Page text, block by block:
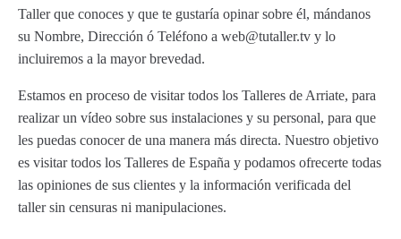
Taller que conoces y que te gustaría opinar sobre él, mándanos
su Nombre, Dirección ó Teléfono a web@tutaller.tv y lo
incluiremos a la mayor brevedad.
Estamos en proceso de visitar todos los Talleres de Arriate, para
realizar un vídeo sobre sus instalaciones y su personal, para que
les puedas conocer de una manera más directa. Nuestro objetivo
es visitar todos los Talleres de España y podamos ofrecerte todas
las opiniones de sus clientes y la información verificada del
taller sin censuras ni manipulaciones.